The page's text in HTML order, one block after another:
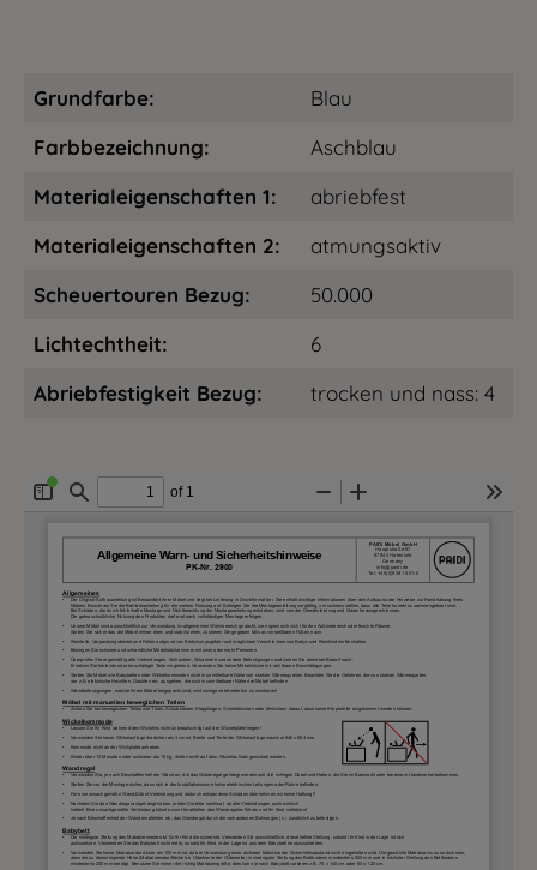
Grundfarbe:
Blau
Farbbezeichnung:
Aschblau
Materialeigenschaften 1:
abriebfest
Materialeigenschaften 2:
atmungsaktiv
Scheuertouren Bezug:
50.000
Lichtechtheit:
6
Abriebfestigkeit Bezug:
trocken und nass: 4